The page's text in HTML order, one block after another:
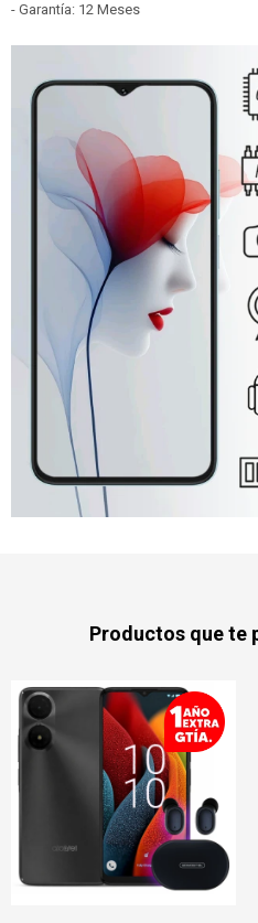
- Garantía: 12 Meses
Productos que te